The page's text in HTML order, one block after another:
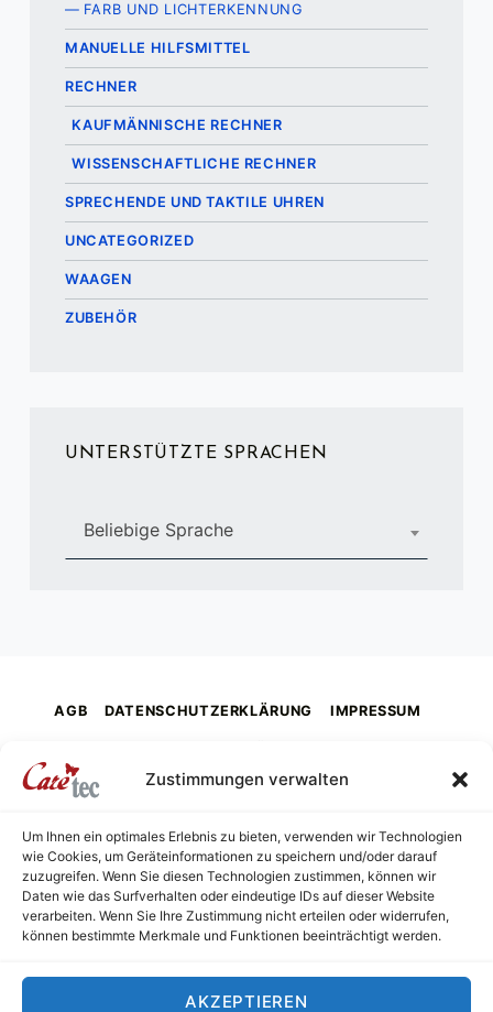
Zustimmungen verwalten
Um Ihnen ein optimales Erlebnis zu bieten, verwenden wir Technologien
wie Cookies, um Geräteinformationen zu speichern und/oder darauf
zuzugreifen. Wenn Sie diesen Technologien zustimmen, können wir
Daten wie das Surfverhalten oder eindeutige IDs auf dieser Website
verarbeiten. Wenn Sie Ihre Zustimmung nicht erteilen oder widerrufen,
können bestimmte Merkmale und Funktionen beeinträchtigt werden.
AKZEPTIEREN
FARB UND LICHTERKENNUNG
MANUELLE HILFSMITTEL
RECHNER
KAUFMÄNNISCHE RECHNER
WISSENSCHAFTLICHE RECHNER
SPRECHENDE UND TAKTILE UHREN
UNCATEGORIZED
WAAGEN
ZUBEHÖR
UNTERSTÜTZTE SPRACHEN
Beliebige Sprache
AGB DATENSCHUTZERKLÄRUNG IMPRESSUM
caretec
INNOVATIONEN FÜR BLINDE, TAUBBLINDE, STARK SEHBEHINDERTE UND FARBENBLINDE
byWordPress. • Nach oben ↑